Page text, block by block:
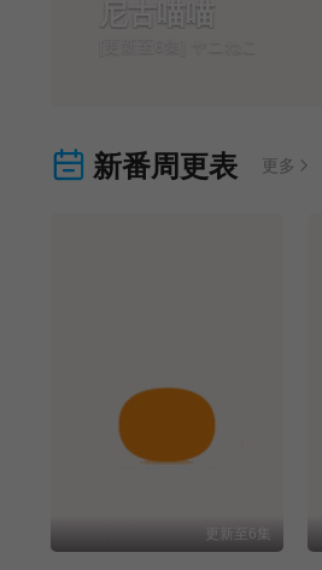
尼古喵喵
新番周更表 更多
更新至6集